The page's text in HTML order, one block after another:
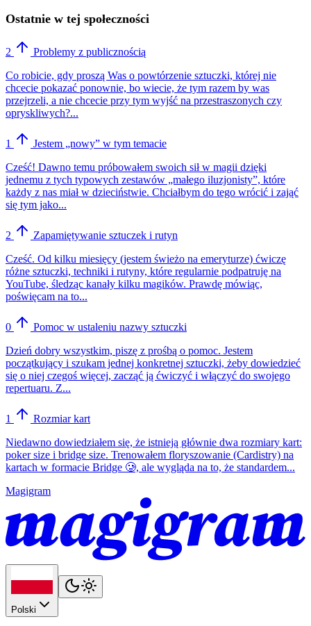
Ostatnie w tej społeczności
2
Problemy z publicznością
Co robicie, gdy proszą Was o powtórzenie sztuczki, której nie
chcecie pokazać ponownie, bo wiecie, że tym razem by was
przejrzeli, a nie chcecie przy tym wyjść na przestraszonych czy
opryskliwych?...
1
Jestem „nowy” w tym temacie
Cześć! Dawno temu próbowałem swoich sił w magii dzięki
jednemu z tych typowych zestawów „małego iluzjonisty”, które
każdy z nas miał w dzieciństwie. Chciałbym do tego wrócić i zająć
się tym jako...
2
Zapamiętywanie sztuczek i rutyn
Cześć. Od kilku miesięcy (jestem świeżo na emeryturze) ćwiczę
różne sztuczki, techniki i rutyny, które regularnie podpatruję na
YouTube, śledząc kanały kilku magików. Prawdę mówiąc,
poświęcam na to...
0
Pomoc w ustaleniu nazwy sztuczki
Dzień dobry wszystkim, piszę z prośbą o pomoc. Jestem
początkujący i szukam jednej konkretnej sztuczki, żeby dowiedzieć
się o niej czegoś więcej, zacząć ją ćwiczyć i włączyć do swojego
repertuaru. Z...
1
Rozmiar kart
Niedawno dowiedziałem się, że istnieją głównie dwa rozmiary kart:
poker size i bridge size. Trenowałem floryszowanie (Cardistry) na
kartach w formacie Bridge 🥲, ale wygląda na to, że standardem...
Magigram
Polski